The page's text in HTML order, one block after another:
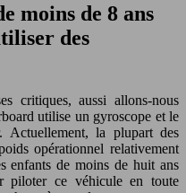
moins de 8 ans
des
critiques, aussi allons-nous
utilise un gyroscope et le
Actuellement, la plupart des
opérationnel relativement
enfants de moins de huit ans
piloter ce véhicule en toute